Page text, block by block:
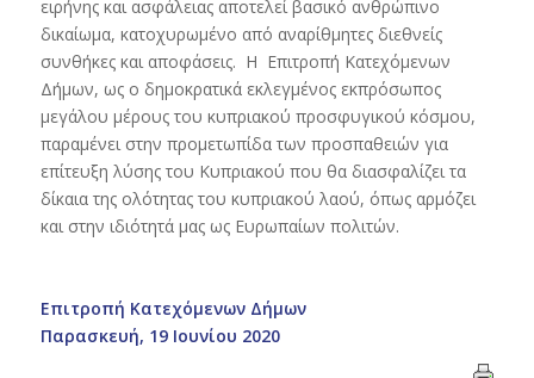
ειρήνης και ασφάλειας αποτελεί βασικό ανθρώπινο
δικαίωμα, κατοχυρωμένο από αναρίθμητες διεθνείς
συνθήκες και αποφάσεις. Η Επιτροπή Κατεχόμενων
Δήμων, ως ο δημοκρατικά εκλεγμένος εκπρόσωπος
μεγάλου μέρους του κυπριακού προσφυγικού κόσμου,
παραμένει στην προμετωπίδα των προσπαθειών για
επίτευξη λύσης του Κυπριακού που θα διασφαλίζει τα
δίκαια της ολότητας του κυπριακού λαού, όπως αρμόζει
και στην ιδιότητά μας ως Ευρωπαίων πολιτών.
Επιτροπή Κατεχόμενων Δήμων
Παρασκευή, 19 Ιουνίου 2020